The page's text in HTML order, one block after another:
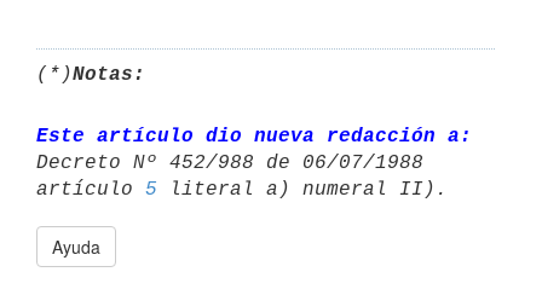
(*)Notas:
Este artículo dio nueva redacción a:
Decreto Nº 452/988 de 06/07/1988
artículo 5
Ayuda